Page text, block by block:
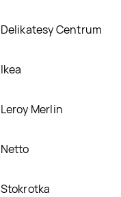
Delikatesy Centrum
Ikea
Leroy Merlin
Netto
Stokrotka